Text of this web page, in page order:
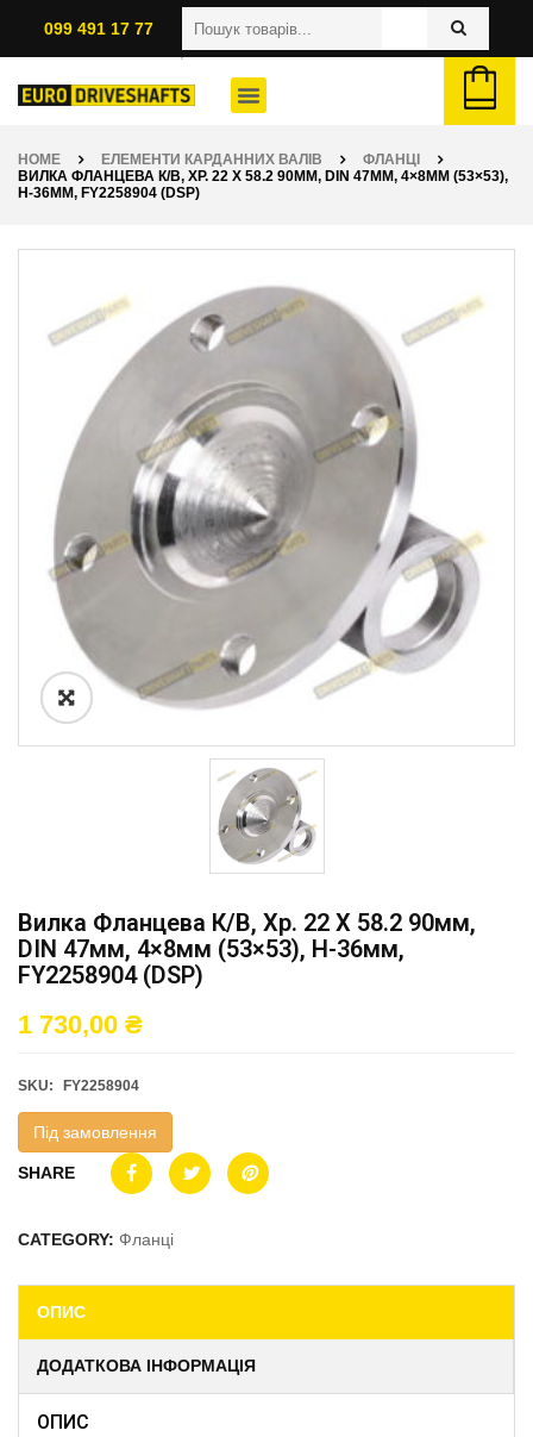
099 491 17 77
HOME ЕЛЕМЕНТИ КАРДАННИХ ВАЛІВ
ФЛАНЦІ
ВИЛКА ФЛАНЦЕВА К/В, ХР. 22 X 58.2 90ММ, DIN 47ММ, 4×8ММ (53×53),
H-36ММ, FY2258904 (DSP)
Вилка Фланцева К/в, Хр. 22 X 58.2 90мм,
DIN 47мм, 4×8мм (53×53), H-36мм,
FY2258904 (DSP)
1 730,00 ₴
SKU: FY2258904
Під замовлення
SHARE
CATEGORY: Фланці
ОПИС
ДОДАТКОВА ІНФОРМАЦІЯ
ОПИС